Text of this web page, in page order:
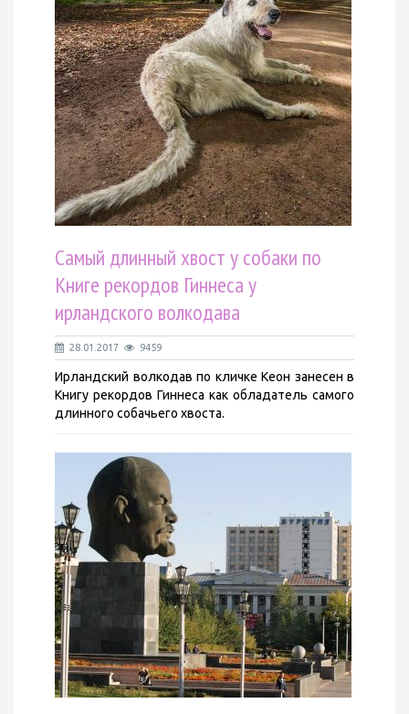
Самый длинный хвост у собаки по
Книге рекордов Гиннеса у
ирландского волкодава
28.01.2017 9459
Ирландский волкодав по кличке Кеон занесен в
Книгу рекордов Гиннеса как обладатель самого
длинного собачьего хвоста.